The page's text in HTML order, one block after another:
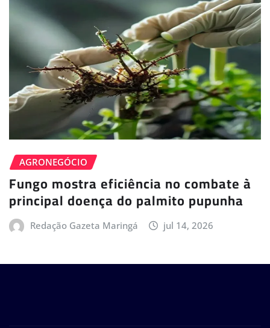
AGRONEGÓCIO
Fungo mostra eficiência no combate à
principal doença do palmito pupunha
Redação Gazeta Maringá jul 14, 2026